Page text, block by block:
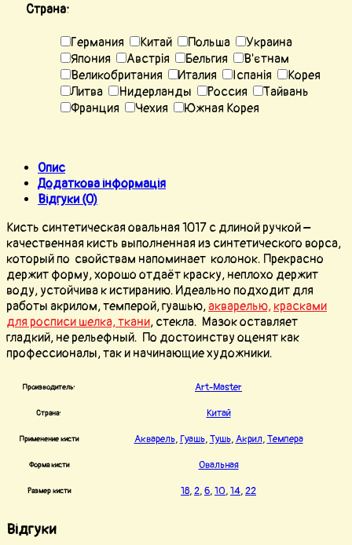
Страна:
Германия Китай Польша
Украина
Япония
Австрія Бельгия
В'єтнам
Великобритания
Италия Іспанія
Корея
Литва
Нидерланды Россия
Тайвань
Франция
Чехия Южная Корея
Опис
Додаткова інформація
Відгуки (0)
Кисть синтетическая овальная 1017 с длиной ручкой –
качественная кисть выполненная из синтетического ворса,
который по свойствам напоминает колонок. Прекрасно
держит форму, хорошо отдаёт краску, неплохо держит
воду, устойчива к истиранию. Идеально подходит для
работы акрилом, темперой, гуашью, акварелью, красками
для росписи шелка, ткани, стекла. Мазок оставляет
гладкий, не рельефный. По достоинству оценят как
профессионалы, так и начинающие художники.
Производитель: Art-Master
Страна: Китай
Применение кисти Акварель, Гуашь,Тушь,Акрил,Темпера
Форма кисти Овальная
Размер кисти 18,2,6,10,14,22
Відгуки